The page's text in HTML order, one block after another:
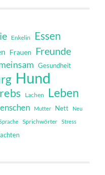
Enkelin Essen
Frauen Freunde
Gesundheit
Hund
Lachen Leben
Mutter Nett Neu
Sprichwörter Stress